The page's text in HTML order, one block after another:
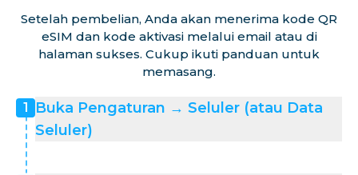
Setelah pembelian, Anda akan menerima kode QR
eSIM dan kode aktivasi melalui email atau di
halaman sukses. Cukup ikuti panduan untuk
memasang.
1
Buka Pengaturan → Seluler (atau Data
Seluler)